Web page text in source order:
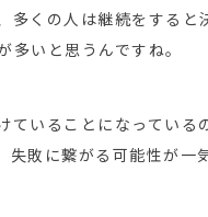
多くの人は継続をする
多いと思うんですね。
いることになってい
敗に繋がる可能性が一